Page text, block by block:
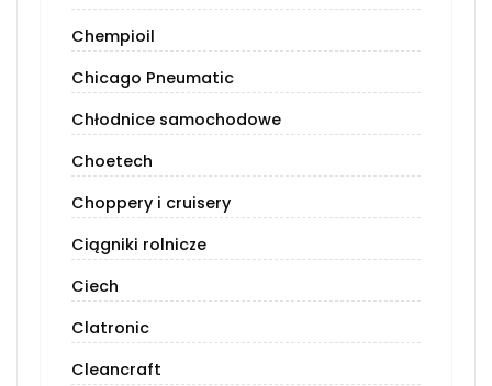
Chempioil
Chicago Pneumatic
Chłodnice samochodowe
Choetech
Choppery i cruisery
Ciągniki rolnicze
Ciech
Clatronic
Cleancraft